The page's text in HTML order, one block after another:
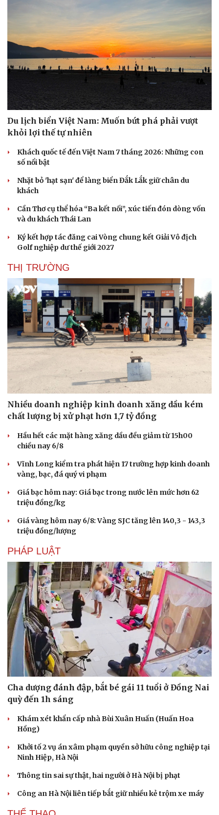
Văn hóa
Sân khấu - Điện ảnh
Văn học
Âm nhạc
Di sản
Giải trí
Du lịch biển Việt Nam: Muốn bứt phá phải vượt
khỏi lợi thế tự nhiên
Khách quốc tế đến Việt Nam 7 tháng 2026: Những con
số nổi bật
Nhặt bỏ 'hạt sạn' để làng biển Đắk Lắk giữ chân du
khách
Cần Thơ cụ thể hóa “Ba kết nối”, xúc tiến đón dòng vốn
và du khách Thái Lan
Ký kết hợp tác đăng cai Vòng chung kết Giải Vô địch
Golf nghiệp dư thế giới 2027
THỊ TRƯỜNG
Nhiều doanh nghiệp kinh doanh xăng dầu kém
chất lượng bị xử phạt hơn 1,7 tỷ đồng
Hầu hết các mặt hàng xăng dầu đều giảm từ 15h00
chiều nay 6/8
Vĩnh Long kiểm tra phát hiện 17 trường hợp kinh doanh
vàng, bạc, đá quý vi phạm
Giá bạc hôm nay: Giá bạc trong nước lên mức hơn 62
triệu đồng/kg
Giá vàng hôm nay 6/8: Vàng SJC tăng lên 140,3 - 143,3
triệu đồng/lượng
PHÁP LUẬT
Cha dượng đánh đập, bắt bé gái 11 tuổi ở Đồng Nai
quỳ đến 1h sáng
Khám xét khẩn cấp nhà Bùi Xuân Huấn (Huấn Hoa
Hồng)
Khởi tố 2 vụ án xâm phạm quyền sở hữu công nghiệp tại
Ninh Hiệp, Hà Nội
Thông tin sai sự thật, hai người ở Hà Nội bị phạt
Công an Hà Nội liên tiếp bắt giữ nhiều kẻ trộm xe máy